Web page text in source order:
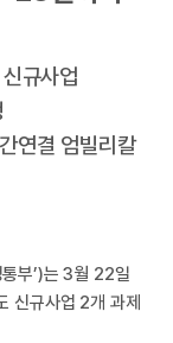
규사업
연결 엄빌리칼
부’)는 3월 22일
신규사업 2개 과제